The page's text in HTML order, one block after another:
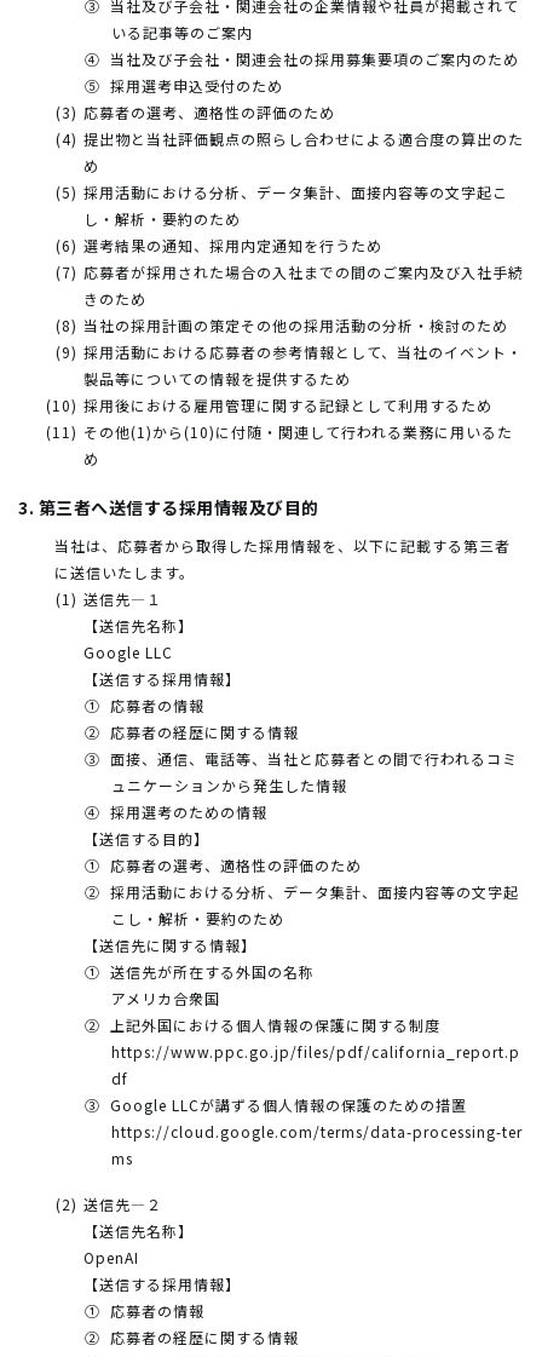
当社及び子会社・関連会社の企業情報や社員が掲載されて
いる記事等のご案内
当社及び子会社・関連会社の採用募集要項のご案内のため
採用選考申込受付のため
応募者の選考、適格性の評価のため
提出物と当社評価観点の照らし合わせによる適合度の算出のた
め
採用活動における分析、データ集計、面接内容等の文字起こ
し・解析・要約のため
選考結果の通知、採用内定通知を行うため
応募者が採用された場合の入社までの間のご案内及び入社手続
きのため
当社の採用計画の策定その他の採用活動の分析・検討のため
採用活動における応募者の参考情報として、当社のイベント・
製品等についての情報を提供するため
採用後における雇用管理に関する記録として利用するため
その他(1)から(10)に付随・関連して行われる業務に用いるた
め
3. 第三者へ送信する採用情報及び目的
当社は、応募者から取得した採用情報を、以下に記載する第三者
に送信いたします。
送信先―１
【送信先名称】
Google LLC
【送信する採用情報】
応募者の情報
応募者の経歴に関する情報
面接、通信、電話等、当社と応募者との間で行われるコミ
ュニケーションから発生した情報
採用選考のための情報
【送信する目的】
応募者の選考、適格性の評価のため
採用活動における分析、データ集計、面接内容等の文字起
こし・解析・要約のため
【送信先に関する情報】
送信先が所在する外国の名称
アメリカ合衆国
上記外国における個人情報の保護に関する制度
https://www.ppc.go.jp/files/pdf/california_report.p
df
Google LLCが講ずる個人情報の保護のための措置
https://cloud.google.com/terms/data-processing-ter
ms
送信先―２
【送信先名称】
OpenAI
【送信する採用情報】
応募者の情報
応募者の経歴に関する情報